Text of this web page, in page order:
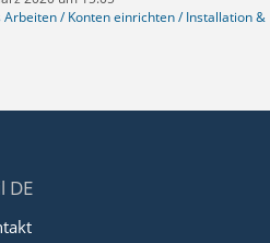
Arbeiten / Konten einrichten / Installation &
DE